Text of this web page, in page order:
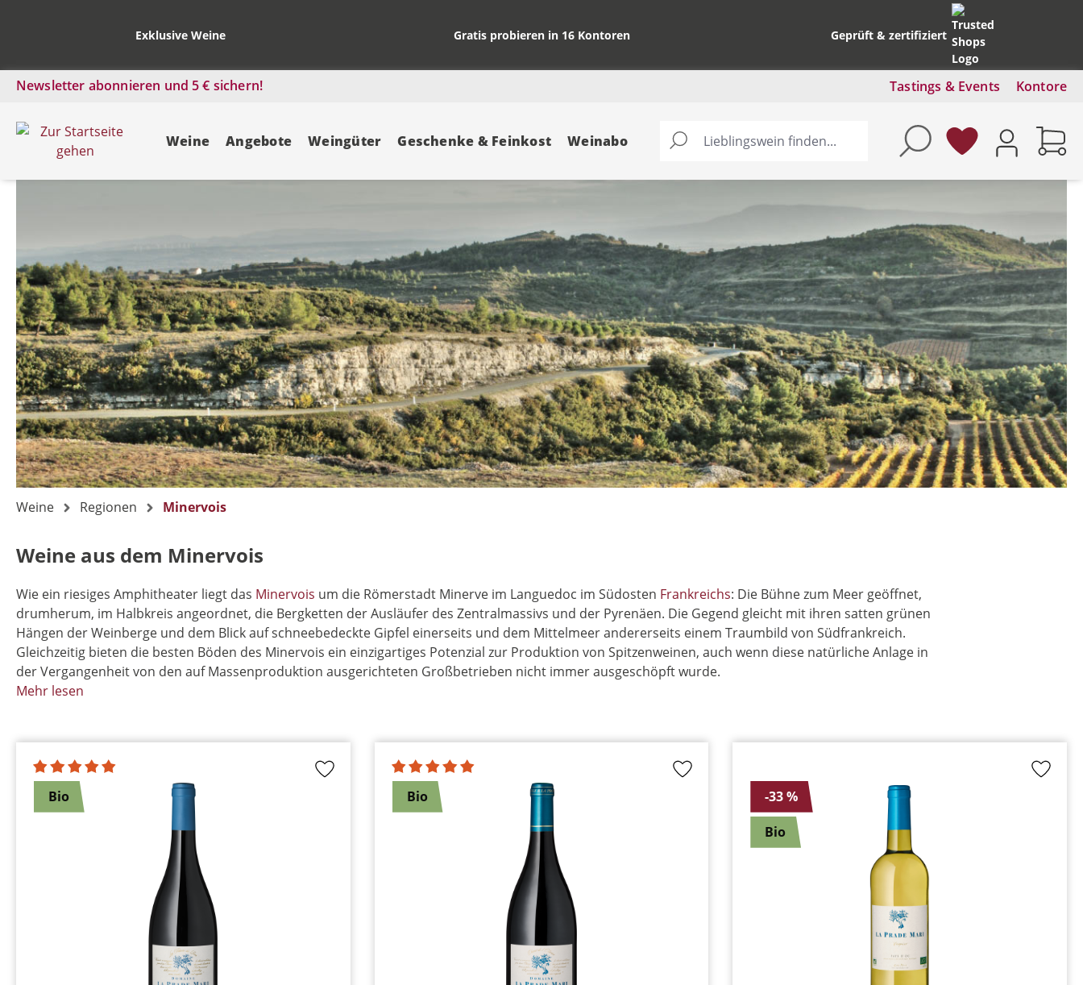
Exklusive Weine Gratis probieren in 16 Kontoren Geprüft & zertifiziert
Tastings & Events Kontore
Newsletter abonnieren und 5 € sichern!
Weine Angebote Weingüter Geschenke & Feinkost Weinabo
Weine Regionen Minervois
Weine aus dem Minervois
Wie ein riesiges Amphitheater liegt das Minervois um die Römerstadt Minerve im Languedoc im Südosten Frankreichs: Die Bühne zum Meer geöffnet,
drumherum, im Halbkreis angeordnet, die Bergketten der Ausläufer des Zentralmassivs und der Pyrenäen. Die Gegend gleicht mit ihren satten grünen
Hängen der Weinberge und dem Blick auf schneebedeckte Gipfel einerseits und dem Mittelmeer andererseits einem Traumbild von Südfrankreich.
Gleichzeitig bieten die besten Böden des Minervois ein einzigartiges Potenzial zur Produktion von Spitzenweinen, auch wenn diese natürliche Anlage in
der Vergangenheit von den auf Massenproduktion ausgerichteten Großbetrieben nicht immer ausgeschöpft wurde.
Mehr lesen
Bio Bio
-33 %
Bio